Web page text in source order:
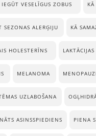
IEGŪT VESELĪGUS ZOBUS
SEZONAS ALERĢIJU KĀ
HOLESTERĪNS
MELANOMA
UZLABOŠANA
ASINSSPIEDIENS PIENA